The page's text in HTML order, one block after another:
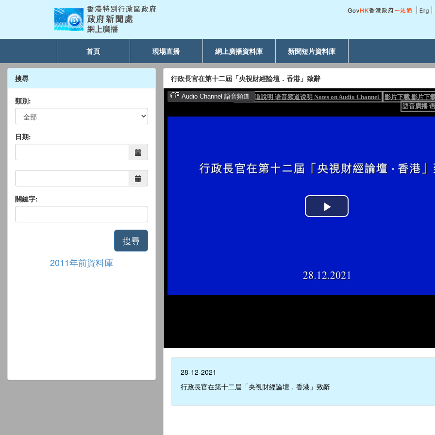
首頁 現場直播 網上廣播資料庫 新聞短片資料庫
搜尋
類別:
日期:
關鍵字:
搜尋
2011年前資料庫
行政長官在第十二屆「央視財經論壇．香港」致辭
28-12-2021
行政長官在第十二屆「央視財經論壇．香港」致辭